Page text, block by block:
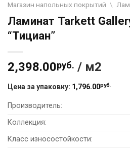
Магазин напольных покрытий \
Ламинат Tarkett
“Тициан”
2,398.00руб. / м2
Цена за упаковку: 1,796.00руб.
Производитель:
Коллекция:
Класс износостойкости: